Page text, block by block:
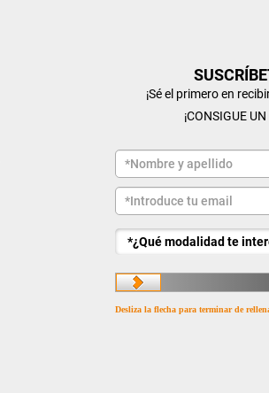
¡Sé el primero en
¡CONSIGUE
Desliza la flecha para terminar de